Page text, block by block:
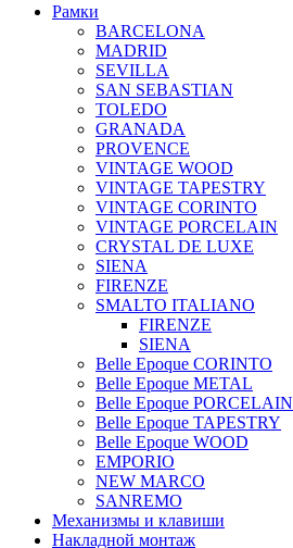
Рамки
BARCELONA
MADRID
SEVILLA
SAN SEBASTIAN
TOLEDO
GRANADA
PROVENCE
VINTAGE WOOD
VINTAGE TAPESTRY
VINTAGE CORINTO
VINTAGE PORCELAIN
CRYSTAL DE LUXE
SIENA
FIRENZE
SMALTO ITALIANO
FIRENZE
SIENA
Belle Epoque CORINTO
Belle Epoque METAL
Belle Epoque PORCELAIN
Belle Epoque TAPESTRY
Belle Epoque WOOD
EMPORIO
NEW MARCO
SANREMO
Механизмы и клавиши
Накладной монтаж